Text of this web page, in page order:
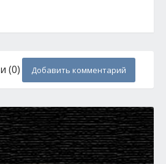
(0) Добавить комментарий